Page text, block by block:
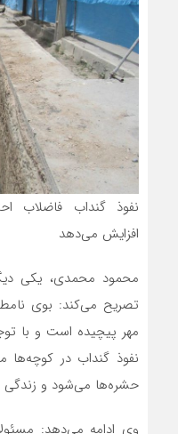
نفوذ گنداب فاضلاب
افزایش می‌دهد
محمود محمدی، یکی
تصریح می‌کند: بوی
مهر پیچیده است و با
نفوذ گنداب در
حشره‌ها می‌شود و زندگی